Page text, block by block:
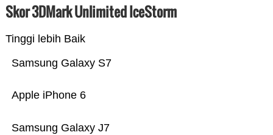
Skor 3DMark Unlimited IceStorm
Tinggi lebih Baik
Samsung Galaxy J7
Apple iPhone 6
Samsung Galaxy S7